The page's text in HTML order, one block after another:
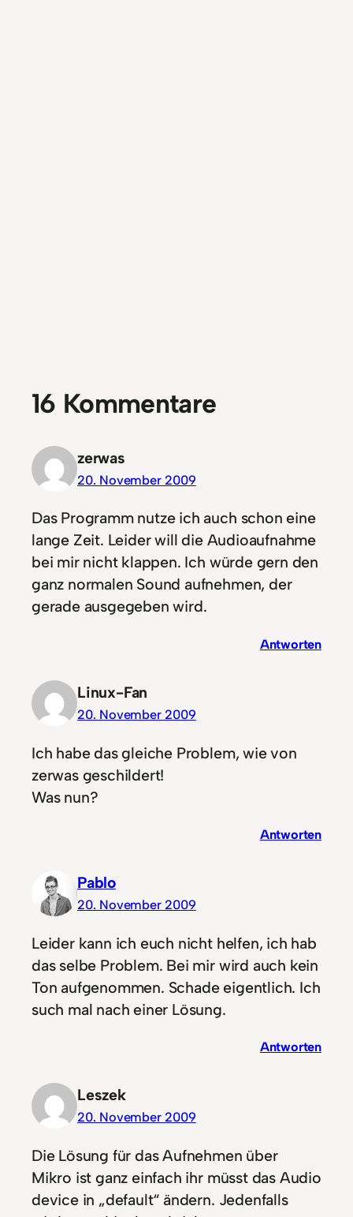
16 Kommentare
zerwas
20. November 2009
Das Programm nutze ich auch schon eine
lange Zeit. Leider will die Audioaufnahme
bei mir nicht klappen. Ich würde gern den
ganz normalen Sound aufnehmen, der
gerade ausgegeben wird.
Antworten
Linux-Fan
20. November 2009
Ich habe das gleiche Problem, wie von
zerwas geschildert!
Was nun?
Antworten
Pablo
20. November 2009
Leider kann ich euch nicht helfen, ich hab
das selbe Problem. Bei mir wird auch kein
Ton aufgenommen. Schade eigentlich. Ich
such mal nach einer Lösung.
Antworten
Leszek
20. November 2009
Die Lösung für das Aufnehmen über
Mikro ist ganz einfach ihr müsst das Audio
device in „default“ ändern. Jedenfalls